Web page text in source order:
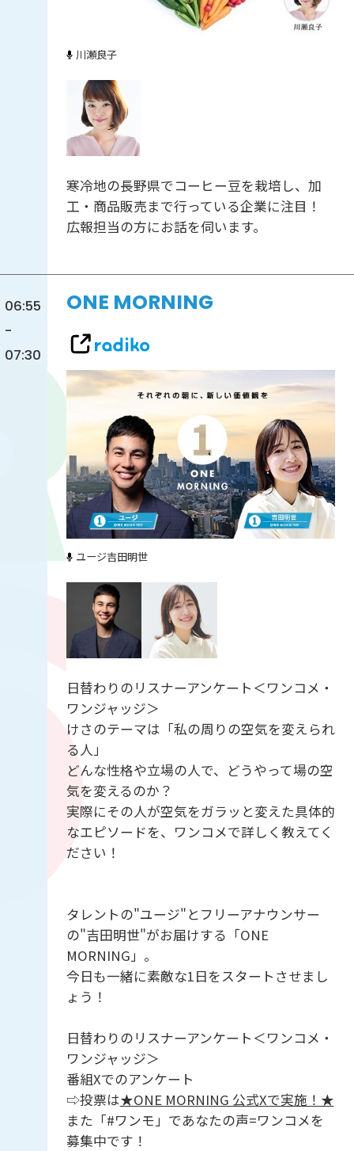
川瀬良子
寒冷地の長野県でコーヒー豆を栽培し、加
工・商品販売まで行っている企業に注目！
広報担当の方にお話を伺います。
06:55
-
07:30
ONE MORNING
ユージ吉田明世
日替わりのリスナーアンケート＜ワンコメ・
ワンジャッジ＞
けさのテーマは「私の周りの空気を変えられ
る人」
どんな性格や立場の人で、どうやって場の空
気を変えるのか？
実際にその人が空気をガラッと変えた具体的
なエピソードを、ワンコメで詳しく教えてく
ださい！
タレントの"ユージ"とフリーアナウンサー
の"吉田明世"がお届けする「ONE
MORNING」。
今日も一緒に素敵な1日をスタートさせまし
ょう！
日替わりのリスナーアンケート＜ワンコメ・
ワンジャッジ＞
番組Xでのアンケート
⇨投票は★ONE MORNING 公式Xで実施！★
また「#ワンモ」であなたの声=ワンコメを
募集中です！